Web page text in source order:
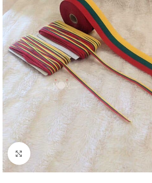
Spustelėkite, norėdami padidinti